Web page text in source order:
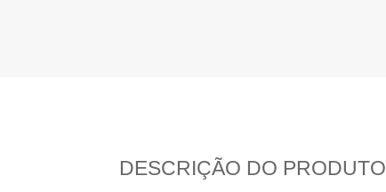
DESCRIÇÃO DO PRODUTO